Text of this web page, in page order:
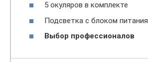
5 окуляров в комплекте
Подсветка с блоком питания
Выбор профессионалов